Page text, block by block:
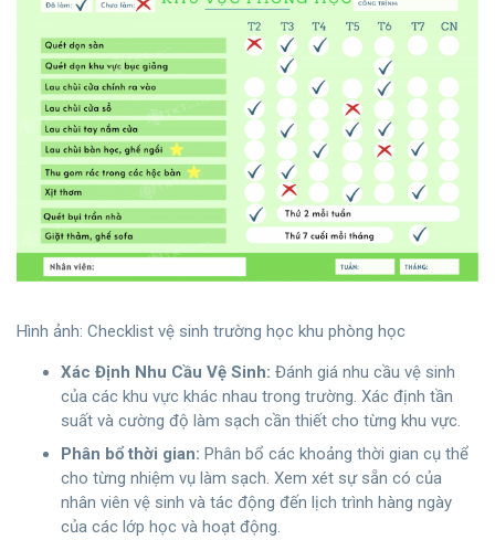
Hình ảnh: Checklist vệ sinh trường học khu phòng học
Xác Định Nhu Cầu Vệ Sinh: Đánh giá nhu cầu vệ sinh
của các khu vực khác nhau trong trường. Xác định tần
suất và cường độ làm sạch cần thiết cho từng khu vực.
Phân bổ thời gian: Phân bổ các khoảng thời gian cụ thể
cho từng nhiệm vụ làm sạch. Xem xét sự sẵn có của
nhân viên vệ sinh và tác động đến lịch trình hàng ngày
của các lớp học và hoạt động.